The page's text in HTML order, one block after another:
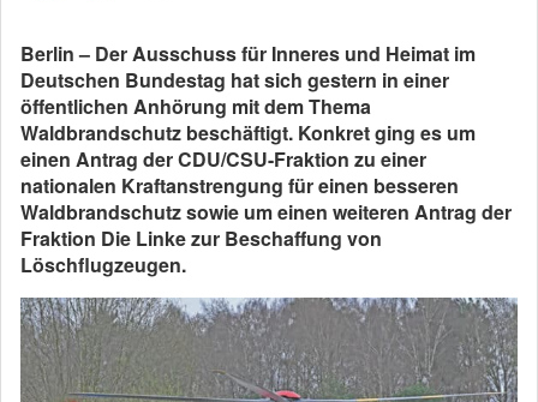
Berlin – Der Ausschuss für Inneres und Heimat im
Deutschen Bundestag hat sich gestern in einer
öffentlichen Anhörung mit dem Thema
Waldbrandschutz beschäftigt. Konkret ging es um
einen Antrag der CDU/CSU-Fraktion zu einer
nationalen Kraftanstrengung für einen besseren
Waldbrandschutz sowie um einen weiteren Antrag der
Fraktion Die Linke zur Beschaffung von
Löschflugzeugen.